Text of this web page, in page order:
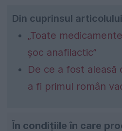
Din cuprinsul articolului
„Toate
şoc anafilactic”
De ce a fost aleasă
a fi primul român
În condițiile în care